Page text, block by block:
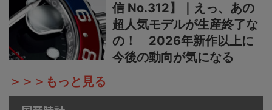
信 No.312】｜えっ、あの
超人気モデルが生産終了な
の！ 2026年新作以上に
今後の動向が気になる
＞＞＞もっと見る